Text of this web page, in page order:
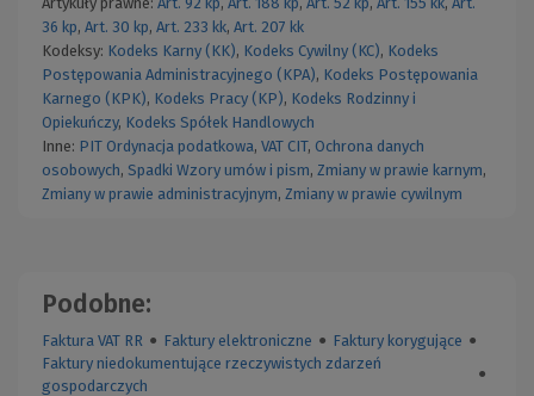
36 kp, Art. 30 kp, Art. 233 kk, Art. 207 kk
Kodeksy: Kodeks Karny (KK), Kodeks Cywilny (KC), Kodeks
Postępowania Administracyjnego (KPA), Kodeks Postępowania
Karnego (KPK), Kodeks Pracy (KP), Kodeks Rodzinny i
Opiekuńczy, Kodeks Spółek Handlowych
Inne: PIT Ordynacja podatkowa, VAT CIT, Ochrona danych
osobowych, Spadki Wzory umów i pism, Zmiany w prawie karnym,
Zmiany w prawie administracyjnym, Zmiany w prawie cywilnym
Podobne:
Faktura VAT RR ● Faktury elektroniczne ● Faktury korygujące ●
Faktury niedokumentujące rzeczywistych zdarzeń
gospodarczych
●